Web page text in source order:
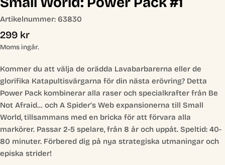
Artikelnummer: 63830
Ordinarie
pris
299 kr
Moms ingår.
Kommer du att välja de orädda Lavabarbarerna eller de
glorifika Katapultisvärgarna för din nästa erövring? Detta
Power Pack kombinerar alla raser och specialkrafter från Be
Not Afraid… och A Spider’s Web expansionerna till Small
World, tillsammans med en bricka för att förvara alla
markörer. Passar 2-5 spelare, från 8 år och uppåt. Speltid: 40-
80 minuter. Förbered dig på nya strategiska utmaningar och
episka strider!